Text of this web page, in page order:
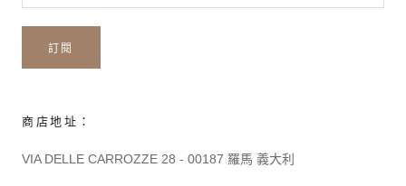
訂閱
商店地址：
VIA DELLE CARROZZE 28 - 00187 羅馬 義大利